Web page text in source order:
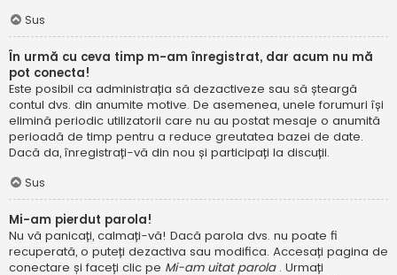
Sus
În urmă cu ceva timp m-am înregistrat, dar acum nu mă
pot conecta!
Este posibil ca administrația să dezactiveze sau să șteargă
contul dvs. din anumite motive. De asemenea, unele forumuri își
elimină periodic utilizatorii care nu au postat mesaje o anumită
perioadă de timp pentru a reduce greutatea bazei de date.
Dacă da, înregistrați-vă din nou și participați la discuții.
Sus
Mi-am pierdut parola!
Nu vă panicați, calmați-vă! Dacă parola dvs. nu poate fi
recuperată, o puteți dezactiva sau modifica. Accesați pagina de
conectare și faceți clic pe Mi-am uitat parola . Urmați